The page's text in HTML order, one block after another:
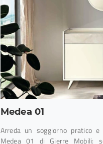
Medea 01
Arreda un soggiorno pratico
Medea 01 di Gierre Mobili: